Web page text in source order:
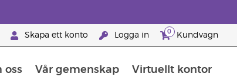
Skapa ett konto Logga in 0 Kundvagn
oss Vår gemenskap Virtuellt kontor